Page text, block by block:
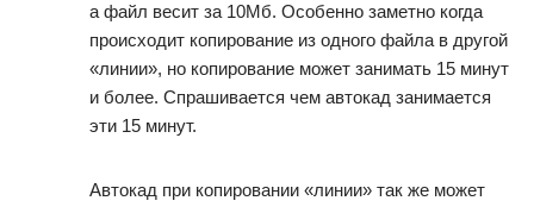
а файл весит за 10Мб. Особенно заметно когда
происходит копирование из одного файла в другой
«линии», но копирование может занимать 15 минут
и более. Спрашивается чем автокад занимается
эти 15 минут.
Автокад при копировании «линии» так же может